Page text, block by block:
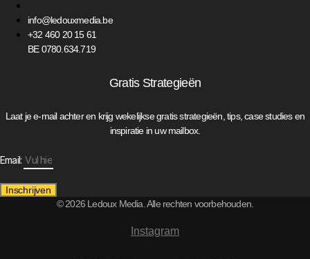
info@ledouxmedia.be
+32 460 20 15 61
BE 0780.634.719
Gratis Strategieën
Laat je e-mail achter en krijg wekelijkse gratis strategieën, tips, case studies en
inspiratie in uw mailbox.
Email:
Inschrijven
© 2026 Ledoux Media. Alle rechten voorbehouden.
Instagram